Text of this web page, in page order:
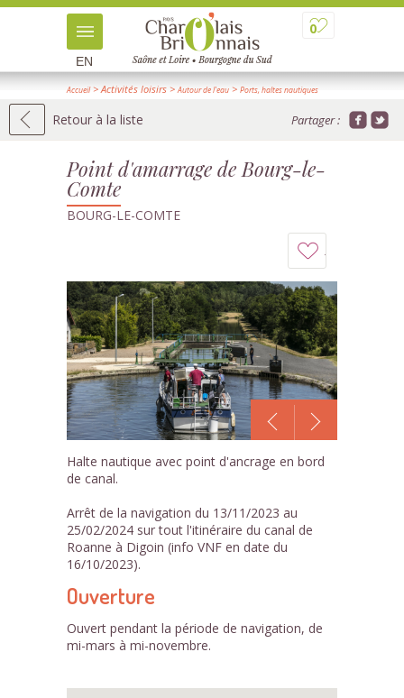
0
EN
Accueil> Activités loisirs >Autour de l'eau > Ports, haltes nautiques
Retour à la liste Partager :
Point d'amarrage de Bourg-le-
Comte
BOURG-LE-COMTE
à
mon
carnet
1 /1
Halte nautique avec point d'ancrage en bord
de canal.
Arrêt de la navigation du 13/11/2023 au
25/02/2024 sur tout l'itinéraire du canal de
Roanne à Digoin (info VNF en date du
16/10/2023).
Ouverture
Ouvert pendant la période de navigation, de
mi-mars à mi-novembre.